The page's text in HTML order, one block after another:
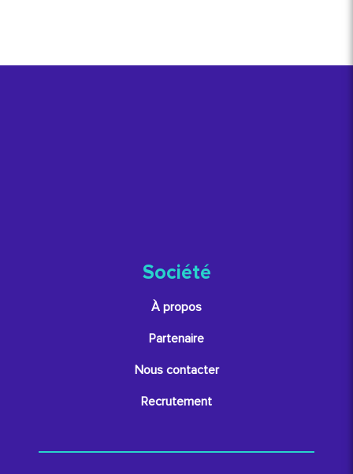
Société
À propos
Partenaire
Nous contacter
Recrutement